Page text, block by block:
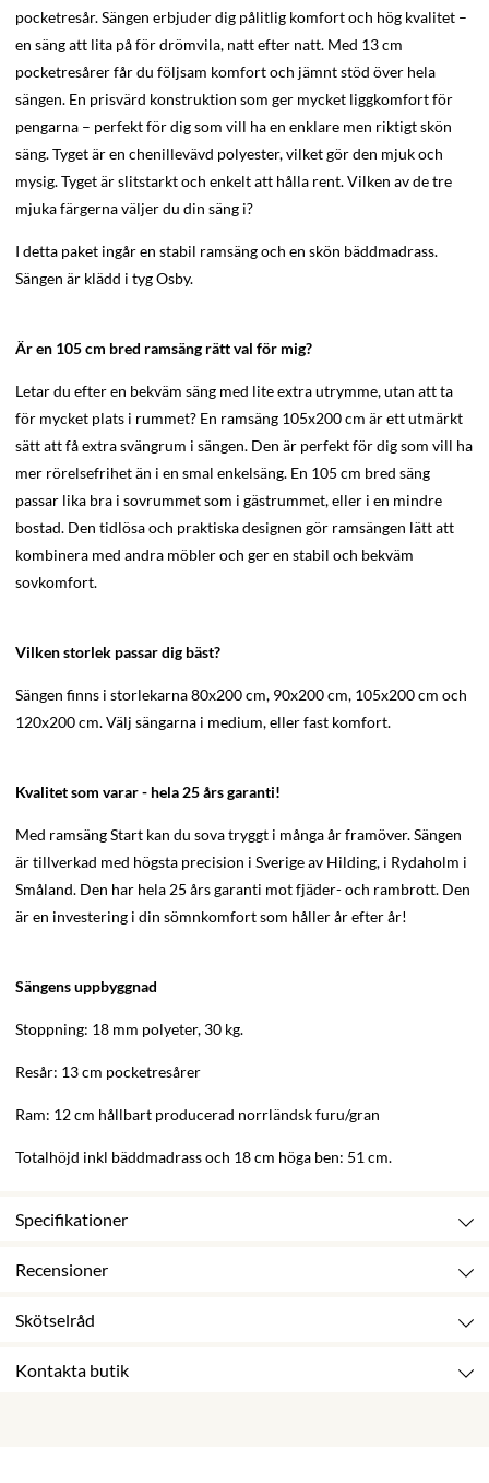
pocketresår. Sängen erbjuder dig pålitlig komfort och hög kvalitet –
en säng att lita på för drömvila, natt efter natt. Med 13 cm
pocketresårer får du följsam komfort och jämnt stöd över hela
sängen. En prisvärd konstruktion som ger mycket liggkomfort för
pengarna – perfekt för dig som vill ha en enklare men riktigt skön
säng. Tyget är en chenillevävd polyester, vilket gör den mjuk och
mysig. Tyget är slitstarkt och enkelt att hålla rent. Vilken av de tre
mjuka färgerna väljer du din säng i?
I detta paket ingår en stabil ramsäng och en skön bäddmadrass.
Sängen är klädd i tyg Osby.
Är en 105 cm bred ramsäng rätt val för mig?
Letar du efter en bekväm säng med lite extra utrymme, utan att ta
för mycket plats i rummet? En ramsäng 105x200 cm är ett utmärkt
sätt att få extra svängrum i sängen. Den är perfekt för dig som vill ha
mer rörelsefrihet än i en smal enkelsäng. En 105 cm bred säng
passar lika bra i sovrummet som i gästrummet, eller i en mindre
bostad. Den tidlösa och praktiska designen gör ramsängen lätt att
kombinera med andra möbler och ger en stabil och bekväm
sovkomfort.
Vilken storlek passar dig bäst?
Sängen finns i storlekarna 80x200 cm, 90x200 cm, 105x200 cm och
120x200 cm. Välj sängarna i medium, eller fast komfort.
Kvalitet som varar - hela 25 års garanti!
Med ramsäng Start kan du sova tryggt i många år framöver. Sängen
är tillverkad med högsta precision i Sverige av Hilding, i Rydaholm i
Småland. Den har hela 25 års garanti mot fjäder- och rambrott. Den
är en investering i din sömnkomfort som håller år efter år!
Sängens uppbyggnad
Stoppning: 18 mm polyeter, 30 kg.
Resår: 13 cm pocketresårer
Ram: 12 cm hållbart producerad norrländsk furu/gran
Totalhöjd inkl bäddmadrass och 18 cm höga ben: 51 cm.
Specifikationer
Recensioner
Skötselråd
Kontakta butik